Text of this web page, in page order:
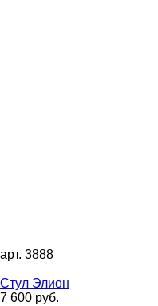
арт. 3888
Стул Элион
7 600 руб.